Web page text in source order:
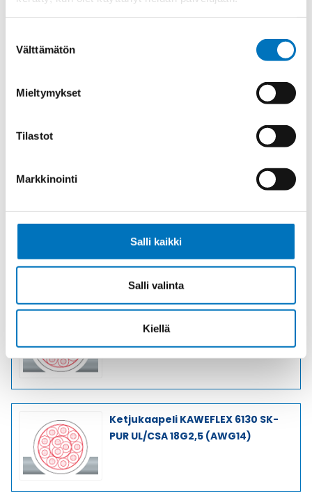
valinta
Välttämätön
Mieltymykset
Tilastot
Markkinointi
Salli kaikki
Salli valinta
Kiellä
Ketjukaapeli KAWEFLEX 6130 SK-
PUR UL/CSA 18G1 (AWG18)
Ketjukaapeli KAWEFLEX 6130 SK-
PUR UL/CSA 18G2,5 (AWG14)